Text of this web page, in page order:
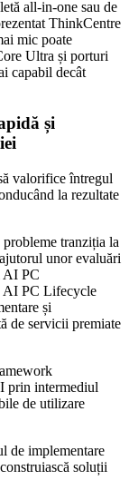
all-in-one sau de
ThinkCentre
mic poate
Ultra și porturi
capabil decât
și
valorifice întregul
la rezultate
tranziția la
unor evaluări
AI PC
AI PC Lifecycle
și
de servicii premiate
prin intermediul
de utilizare
de implementare
soluții